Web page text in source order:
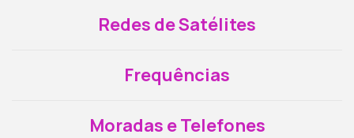
Redes de Satélites
Frequências
Moradas e Telefones